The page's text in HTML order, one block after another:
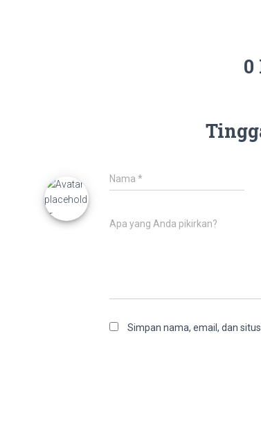
0
Nama *
Apa yang Anda pikirkan?
Simpan nama, email, dan